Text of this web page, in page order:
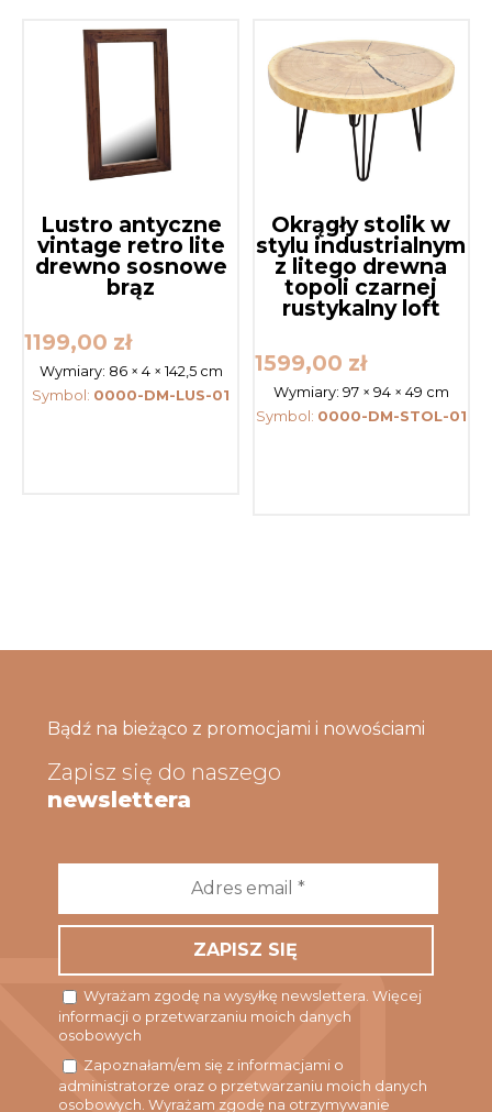
Lustro antyczne
vintage retro lite
drewno sosnowe
brąz
1199,00 zł
Wymiary: 86 × 4 × 142,5 cm
Symbol: 0000-DM-LUS-01
Okrągły stolik w
stylu industrialnym
z litego drewna
topoli czarnej
rustykalny loft
1599,00 zł
Wymiary: 97 × 94 × 49 cm
Symbol: 0000-DM-STOL-01
Bądź na bieżąco z promocjami i nowościami
Zapisz się do naszego
newslettera
*
Wyrażam zgodę na wysyłkę newslettera. Więcej
informacji o przetwarzaniu moich danych
osobowych
Zapoznałam/em się z informacjami o
administratorze oraz o przetwarzaniu moich danych
osobowych. Wyrażam zgodę na otrzymywanie